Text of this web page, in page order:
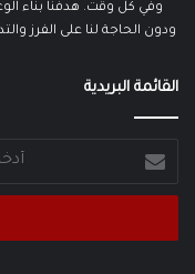
وفي كل وقت. هدفنا بناء
ودون الحاجة لنا على الفرز
القائمة البريدية
بريدك
الإلكتروني